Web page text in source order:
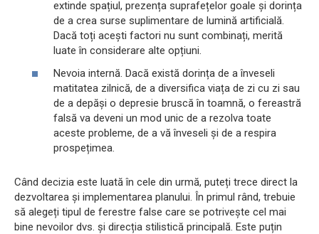
extinde spațiul, prezența suprafețelor goale și dorința
de a crea surse suplimentare de lumină artificială.
Dacă toți acești factori nu sunt combinați, merită
luate în considerare alte opțiuni.
Nevoia internă. Dacă există dorința de a înveseli
matitatea zilnică, de a diversifica viața de zi cu zi sau
de a depăși o depresie bruscă în toamnă, o fereastră
falsă va deveni un mod unic de a rezolva toate
aceste probleme, de a vă înveseli și de a respira
prospețimea.
Când decizia este luată în cele din urmă, puteți trece direct la
dezvoltarea și implementarea planului. În primul rând, trebuie
să alegeți tipul de ferestre false care se potrivește cel mai
bine nevoilor dvs. și direcția stilistică principală. Este puțin